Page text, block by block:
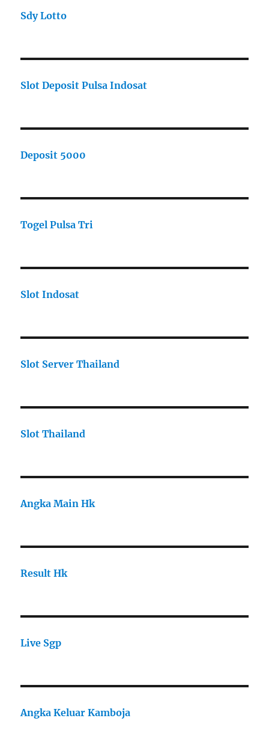
Sdy Lotto
Slot Deposit Pulsa Indosat
Deposit 5000
Togel Pulsa Tri
Slot Indosat
Slot Server Thailand
Slot Thailand
Angka Main Hk
Result Hk
Live Sgp
Angka Keluar Kamboja